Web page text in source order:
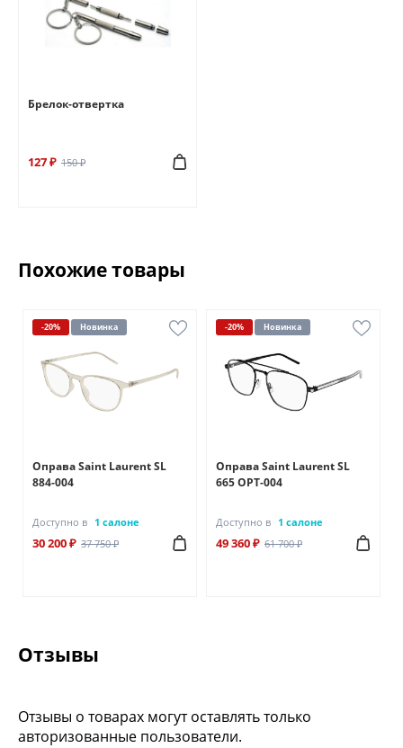
Брелок-отвертка
127 ₽ 150 ₽
Похожие товары
-20% Новинка
Оправа Saint Laurent SL
884-004
Доступно в 1 салоне
30 200 ₽ 37 750 ₽
-20% Новинка
Оправа Saint Laurent SL
665 OPT-004
Доступно в 1 салоне
49 360 ₽ 61 700 ₽
Отзывы
Отзывы о товарах могут оставлять только
авторизованные пользователи.